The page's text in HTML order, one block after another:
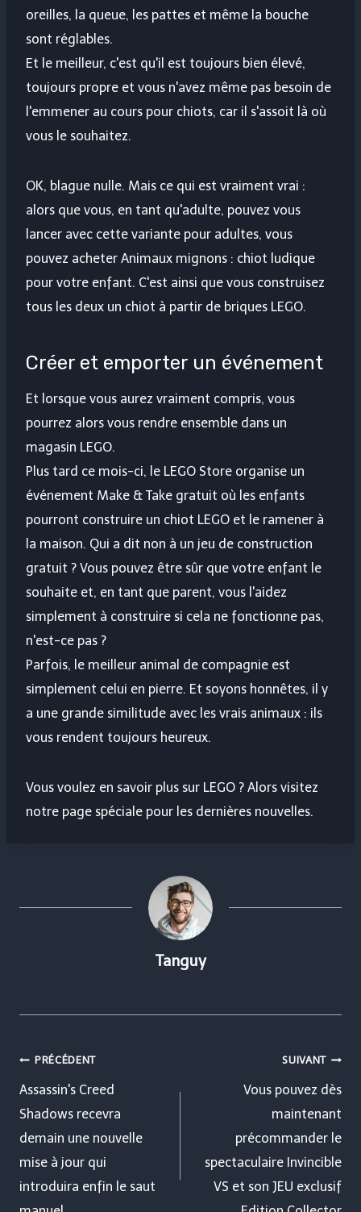
oreilles, la queue, les pattes et même la bouche
sont réglables.
Et le meilleur, c'est qu'il est toujours bien élevé,
toujours propre et vous n'avez même pas besoin de
l'emmener au cours pour chiots, car il s'assoit là où
vous le souhaitez.
OK, blague nulle. Mais ce qui est vraiment vrai :
alors que vous, en tant qu'adulte, pouvez vous
lancer avec cette variante pour adultes, vous
pouvez acheter Animaux mignons : chiot ludique
pour votre enfant. C'est ainsi que vous construisez
tous les deux un chiot à partir de briques LEGO.
Créer et emporter un événement
Et lorsque vous aurez vraiment compris, vous
pourrez alors vous rendre ensemble dans un
magasin LEGO.
Plus tard ce mois-ci, le LEGO Store organise un
événement Make & Take gratuit où les enfants
pourront construire un chiot LEGO et le ramener à
la maison. Qui a dit non à un jeu de construction
gratuit ? Vous pouvez être sûr que votre enfant le
souhaite et, en tant que parent, vous l'aidez
simplement à construire si cela ne fonctionne pas,
n'est-ce pas ?
Parfois, le meilleur animal de compagnie est
simplement celui en pierre. Et soyons honnêtes, il y
a une grande similitude avec les vrais animaux : ils
vous rendent toujours heureux.
Vous voulez en savoir plus sur LEGO ? Alors visitez
notre page spéciale pour les dernières nouvelles.
Tanguy
Navigation
de
l’article
PRÉCÉDENT
Assassin's Creed
Shadows recevra
demain une nouvelle
mise à jour qui
introduira enfin le saut
SUIVANT
Vous pouvez dès
maintenant
précommander le
spectaculaire Invincible
VS et son JEU exclusif